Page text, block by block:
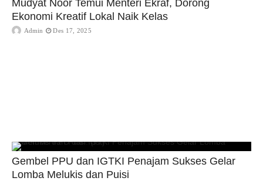
Mudyat Noor Temui Menteri Ekraf, Dorong
Ekonomi Kreatif Lokal Naik Kelas
Admin Des 17, 2025
Gembel PPU dan IGTKI Penajam Sukses Gelar
Lomba Melukis dan Puisi